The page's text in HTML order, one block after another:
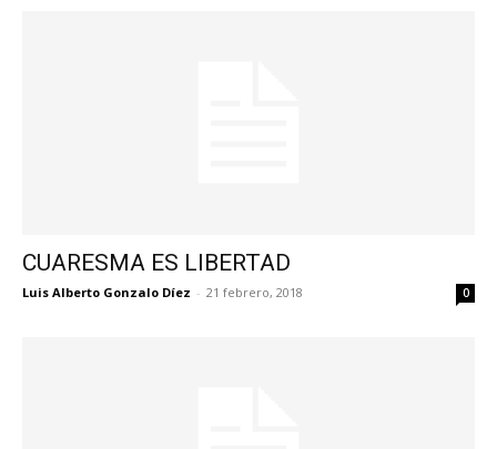
CUARESMA ES LIBERTAD
Luis Alberto Gonzalo Díez - 21 febrero, 2018 0